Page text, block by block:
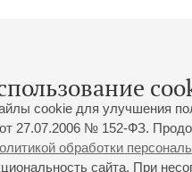
cookie для улучшения
27.07.2006 № 152-ФЗ.
обработки
сайта. При